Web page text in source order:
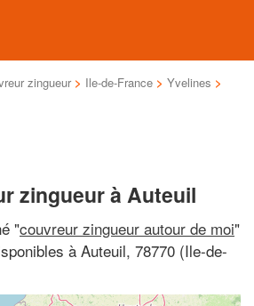
zingueur > Ile-de-France > Yvelines >
zingueur à Auteuil
"couvreur zingueur autour de moi"
à Auteuil, 78770 (Ile-de-